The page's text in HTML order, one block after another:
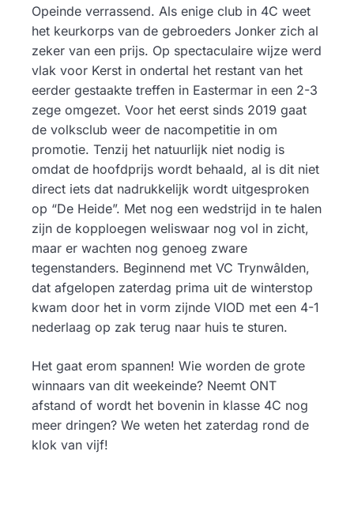
Opeinde verrassend. Als enige club in 4C weet
het keurkorps van de gebroeders Jonker zich al
zeker van een prijs. Op spectaculaire wijze werd
vlak voor Kerst in ondertal het restant van het
eerder gestaakte treffen in Eastermar in een 2-3
zege omgezet. Voor het eerst sinds 2019 gaat
de volksclub weer de nacompetitie in om
promotie. Tenzij het natuurlijk niet nodig is
omdat de hoofdprijs wordt behaald, al is dit niet
direct iets dat nadrukkelijk wordt uitgesproken
op “De Heide”. Met nog een wedstrijd in te halen
zijn de kopploegen weliswaar nog vol in zicht,
maar er wachten nog genoeg zware
tegenstanders. Beginnend met VC Trynwâlden,
dat afgelopen zaterdag prima uit de winterstop
kwam door het in vorm zijnde VIOD met een 4-1
nederlaag op zak terug naar huis te sturen.
Het gaat erom spannen! Wie worden de grote
winnaars van dit weekeinde? Neemt ONT
afstand of wordt het bovenin in klasse 4C nog
meer dringen? We weten het zaterdag rond de
klok van vijf!